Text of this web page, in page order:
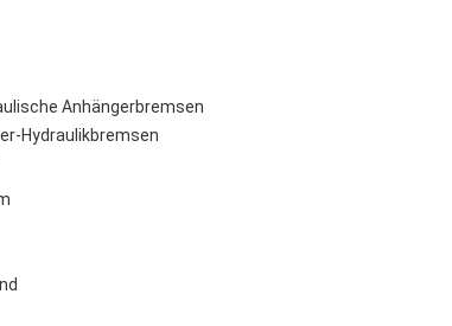
Anhängerbremsen
Hydraulikbremsen